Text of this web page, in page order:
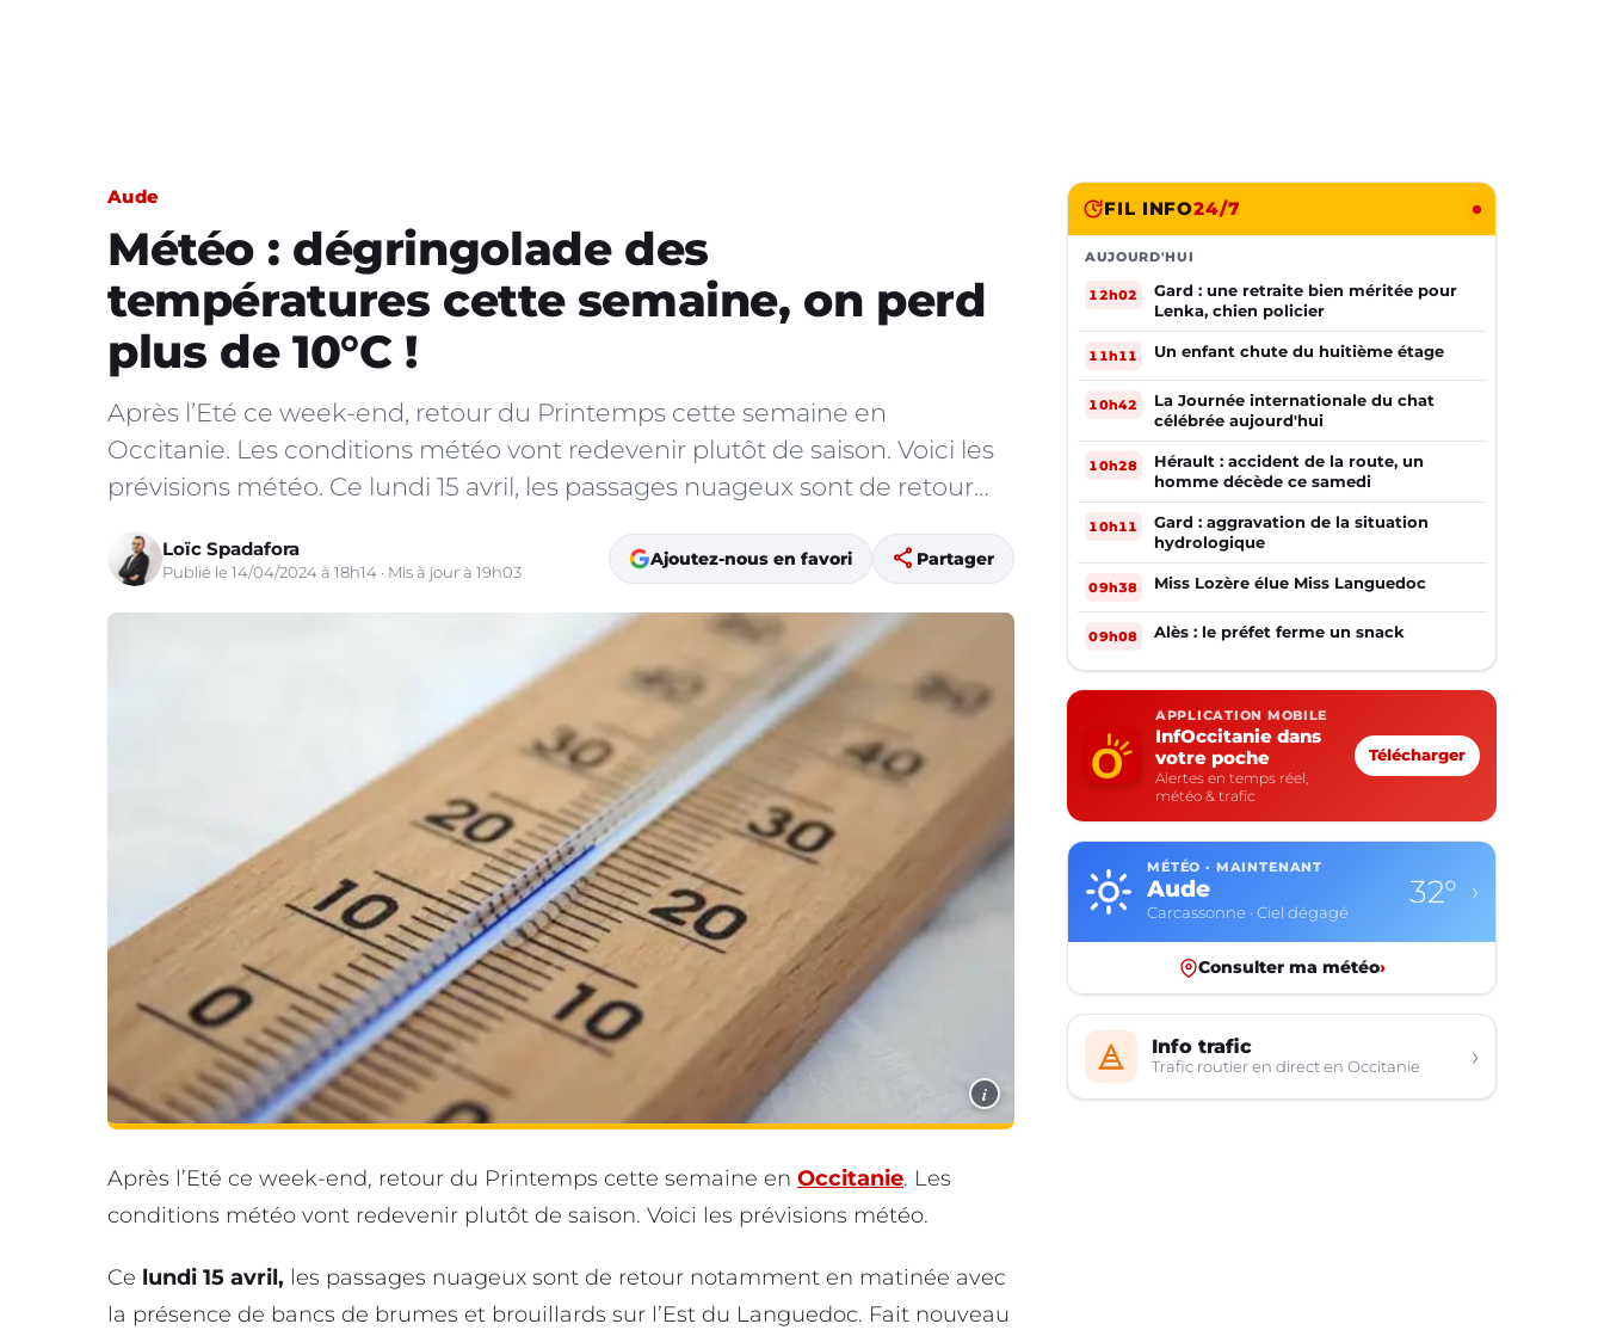
Aude
Météo : dégringolade des
températures cette semaine, on perd
plus de 10°C !
Après l’Eté ce week-end, retour du Printemps cette semaine en
Occitanie. Les conditions météo vont redevenir plutôt de saison. Voici les
prévisions météo. Ce lundi 15 avril, les passages nuageux sont de retour…
Loïc Spadafora
Publié le 14/04/2024 à 18h14 · Mis à jour à 19h03
Ajoutez-nous en favori share Partager
i
Après l’Eté ce week-end, retour du Printemps cette semaine en Occitanie. Les
conditions météo vont redevenir plutôt de saison. Voici les prévisions météo.
Ce lundi 15 avril, les passages nuageux sont de retour notamment en matinée avec
la présence de bancs de brumes et brouillards sur l’Est du Languedoc. Fait nouveau
FIL INFO24/7
AUJOURD'HUI
12h02
Gard : une retraite bien méritée pour
Lenka, chien policier
11h11 Un enfant chute du huitième étage
10h42
La Journée internationale du chat
célébrée aujourd'hui
10h28
Hérault : accident de la route, un
homme décède ce samedi
10h11
Gard : aggravation de la situation
hydrologique
09h38 Miss Lozère élue Miss Languedoc
09h08 Alès : le préfet ferme un snack
APPLICATION MOBILE
InfOccitanie dans
votre poche
Alertes en temps réel,
météo & trafic
Télécharger
MÉTÉO · MAINTENANT
Aude
Carcassonne · Ciel dégagé
32° ›
Consulter ma météo›
Info trafic
Trafic routier en direct en Occitanie ›